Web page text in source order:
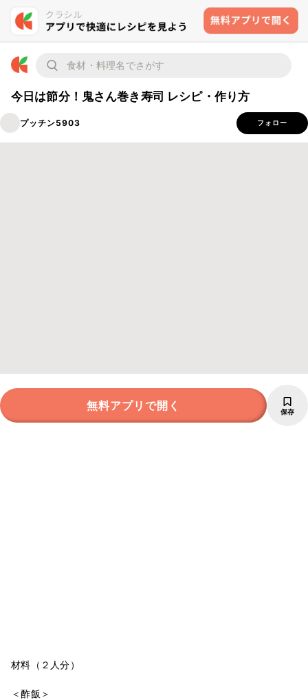
今日は節分！鬼さん巻き寿司 レシピ・作り方
プッチン5903 フォロー
無料アプリで開く 保存
材料（２人分）
＜酢飯＞